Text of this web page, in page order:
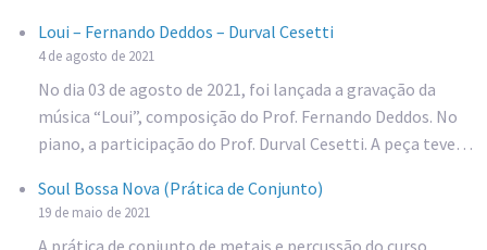
Loui – Fernando Deddos – Durval Cesetti
4 de agosto de 2021
No dia 03 de agosto de 2021, foi lançada a gravação da
música “Loui”, composição do Prof. Fernando Deddos. No
piano, a participação do Prof. Durval Cesetti. A peça teve…
Soul Bossa Nova (Prática de Conjunto)
19 de maio de 2021